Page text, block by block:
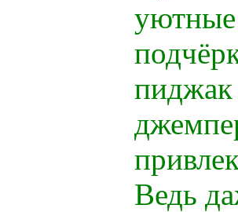
уютные
пиджак
Ведь